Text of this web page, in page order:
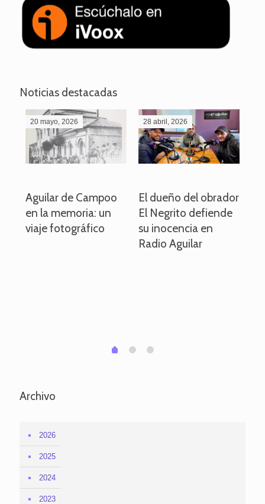
Noticias destacadas
20 mayo, 2026
Aguilar de Campoo
en la memoria: un
viaje fotográfico
28 abril, 2026
El dueño del obrador
El Negrito defiende
su inocencia en
Radio Aguilar
0 1 2
Archivo
2026
2025
2024
2023